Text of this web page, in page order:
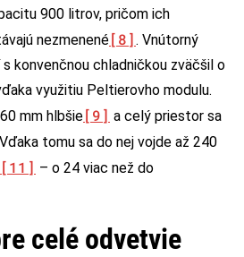
900 litrov, pričom ich
nezmenené[8] . Vnútorný
konvenčnou chladničkou zväčšil o
využitiu Peltierovho modulu.
mm hlbšie[9] a celý priestor sa
tomu sa do nej vojde až 240
[11] – o 24 viac než do
celé odvetvie